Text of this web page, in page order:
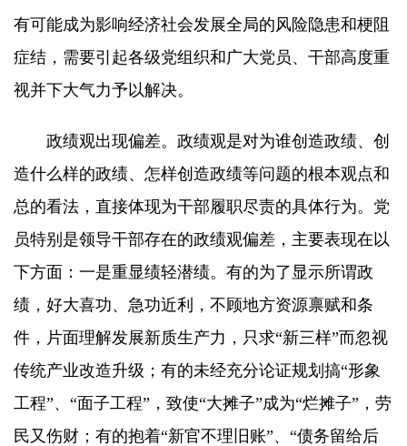
有可能成为影响经济社会发展全局的风险隐患和梗阻
症结，需要引起各级党组织和广大党员、干部高度重
视并下大气力予以解决。
政绩观出现偏差。政绩观是对为谁创造政绩、创
造什么样的政绩、怎样创造政绩等问题的根本观点和
总的看法，直接体现为干部履职尽责的具体行为。党
员特别是领导干部存在的政绩观偏差，主要表现在以
下方面：一是重显绩轻潜绩。有的为了显示所谓政
绩，好大喜功、急功近利，不顾地方资源禀赋和条
件，片面理解发展新质生产力，只求“新三样”而忽视
传统产业改造升级；有的未经充分论证规划搞“形象
工程”、“面子工程”，致使“大摊子”成为“烂摊子”，劳
民又伤财；有的抱着“新官不理旧账”、“债务留给后